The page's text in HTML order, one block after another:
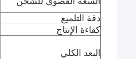
دقة التلميع
كفاءة الإنتاج
البعد الكلي